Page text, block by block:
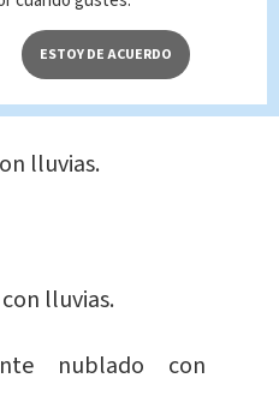
lluvias.
lluvias.
lluvias.
lluvias.
nublado con
ESTOY DE ACUERDO